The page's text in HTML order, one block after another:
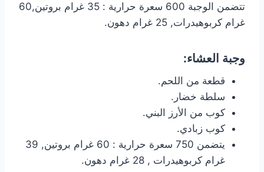
تتضمن الوجبة 600 سعرة حرارية : 35 غرام بروتين,60
غرام كربوهيدرات, 25 غرام دهون.
وجبة العشاء:
قطعة من اللحم.
سلطة خضار.
كوب من الأرز البني.
كوب زبادي.
يتضمن 750 سعرة حرارية : 60 غرام بروتين, 39
غرام كربوهيدرات , 28 غرام دهون.